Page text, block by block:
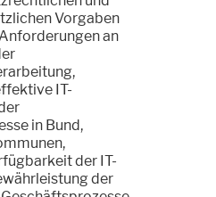
Vorgaben
an
IT-
in Bund,
der IT-
der